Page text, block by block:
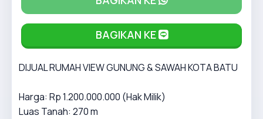
BAGIKAN KE
DIJUAL RUMAH VIEW GUNUNG & SAWAH KOTA BATU
Harga: Rp 1.200.000.000 (Hak Milik)
Luas Tanah: 270 m